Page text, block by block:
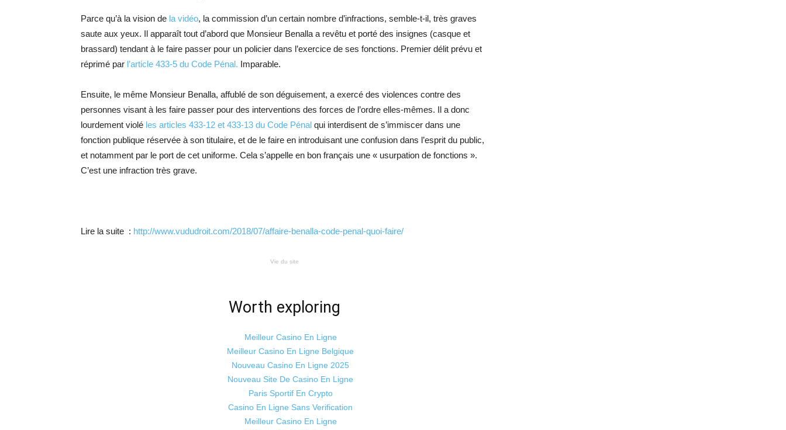
Parce qu’à la vision de la vidéo, la commission d’un certain nombre d’infractions, semble-t-il, très graves
saute aux yeux. Il apparaît tout d’abord que Monsieur Benalla a revêtu et porté des insignes (casque et
brassard) tendant à le faire passer pour un policier dans l’exercice de ses fonctions. Premier délit prévu et
réprimé par l’article 433-5 du Code Pénal. Imparable.
Ensuite, le même Monsieur Benalla, affublé de son déguisement, a exercé des violences contre des
personnes visant à les faire passer pour des interventions des forces de l’ordre elles-mêmes. Il a donc
lourdement violé les articles 433-12 et 433-13 du Code Pénal qui interdisent de s’immiscer dans une
fonction publique réservée à son titulaire, et de le faire en introduisant une confusion dans l’esprit du public,
et notamment par le port de cet uniforme. Cela s’appelle en bon français une « usurpation de fonctions ».
C’est une infraction très grave.
Lire la suite : http://www.vududroit.com/2018/07/affaire-benalla-code-penal-quoi-faire/
Vie du site
Worth exploring
Meilleur Casino En Ligne
Meilleur Casino En Ligne Belgique
Nouveau Casino En Ligne 2025
Nouveau Site De Casino En Ligne
Paris Sportif En Crypto
Casino En Ligne Sans Verification
Meilleur Casino En Ligne